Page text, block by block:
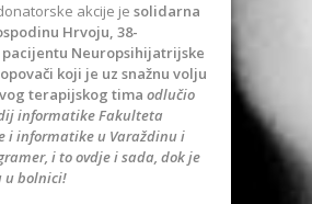
akcije je solidarna
Hrvoju, 38-
Neuropsihijatrijske
koji je uz snažnu volju
terapijskog tima odlučio
informatike Fakulteta
i informatike u Varaždinu i
i to ovdje i sada, dok je
u bolnici!